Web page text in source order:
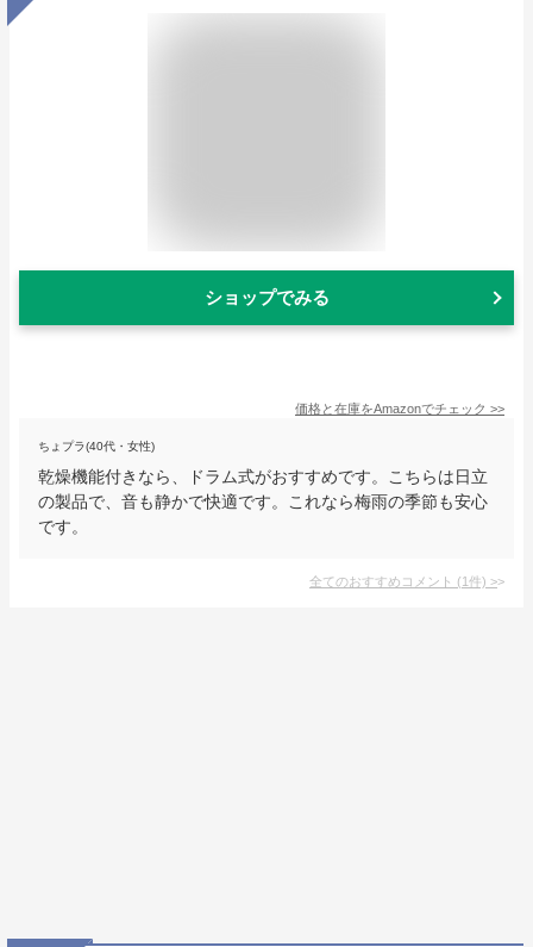
ショップでみる
価格と在庫をAmazonでチェック >>
ちょプラ(40代・女性)
乾燥機能付きなら、ドラム式がおすすめです。こちらは日立
の製品で、音も静かで快適です。これなら梅雨の季節も安心
です。
全てのおすすめコメント (1件) >